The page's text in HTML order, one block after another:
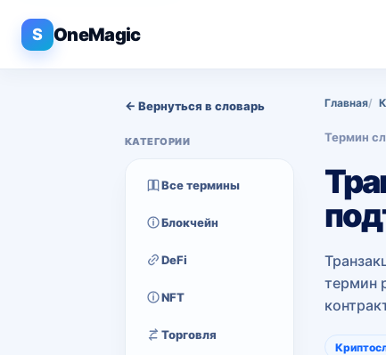
S OneMagic
← Вернуться в словарь
КАТЕГОРИИ
Все термины
Блокчейн
DeFi
NFT
Торговля
Главная
Термин
термин